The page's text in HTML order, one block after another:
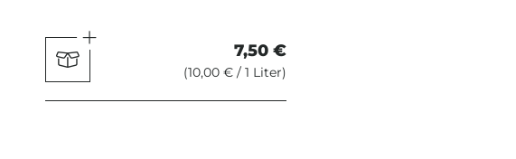
7,50 €
(10,00 € / 1 Liter)